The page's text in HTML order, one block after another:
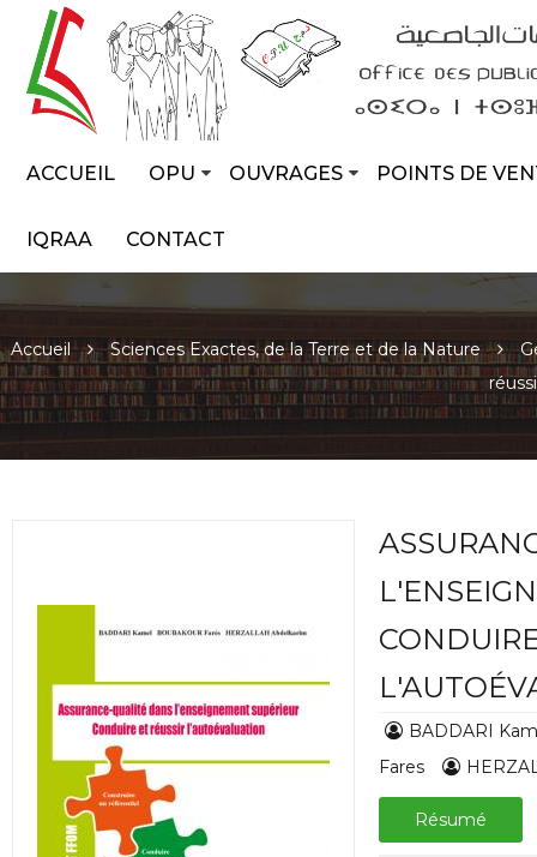
ACCUEIL OPU OUVRAGES POINTS DE
IQRAA CONTACT
Accueil Sciences Exactes, de la Terre et de la Nature
BADDARI
Fares
Résumé